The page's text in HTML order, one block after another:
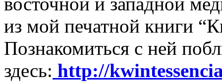
из мой печатной книги
Познакомиться с ней
здесь: http://